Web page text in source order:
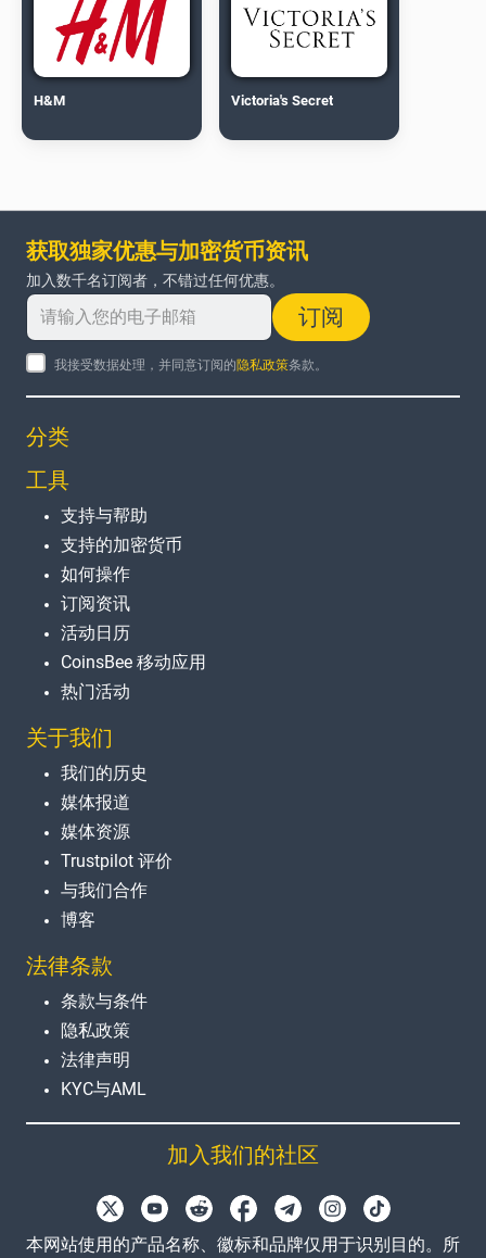
H&M Victoria's Secret
获取独家优惠与加密货币资讯
加入数千名订阅者，不错过任何优惠。
订阅
我接受数据处理，并同意订阅的隐私政策条款。
分类
工具
支持与帮助
支持的加密货币
如何操作
订阅资讯
活动日历
CoinsBee 移动应用
热门活动
关于我们
我们的历史
媒体报道
媒体资源
Trustpilot 评价
与我们合作
博客
法律条款
条款与条件
隐私政策
法律声明
KYC与AML
加入我们的社区
本网站使用的产品名称、徽标和品牌仅用于识别目的。所